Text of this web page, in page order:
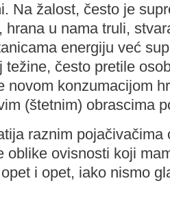
Na žalost, često je
hrana u nama truli,
energiju već
težine, često pretile
novom konzumacijom
(štetnim) obrascima
raznim pojačivačima
oblike ovisnosti koji
i opet, iako nismo